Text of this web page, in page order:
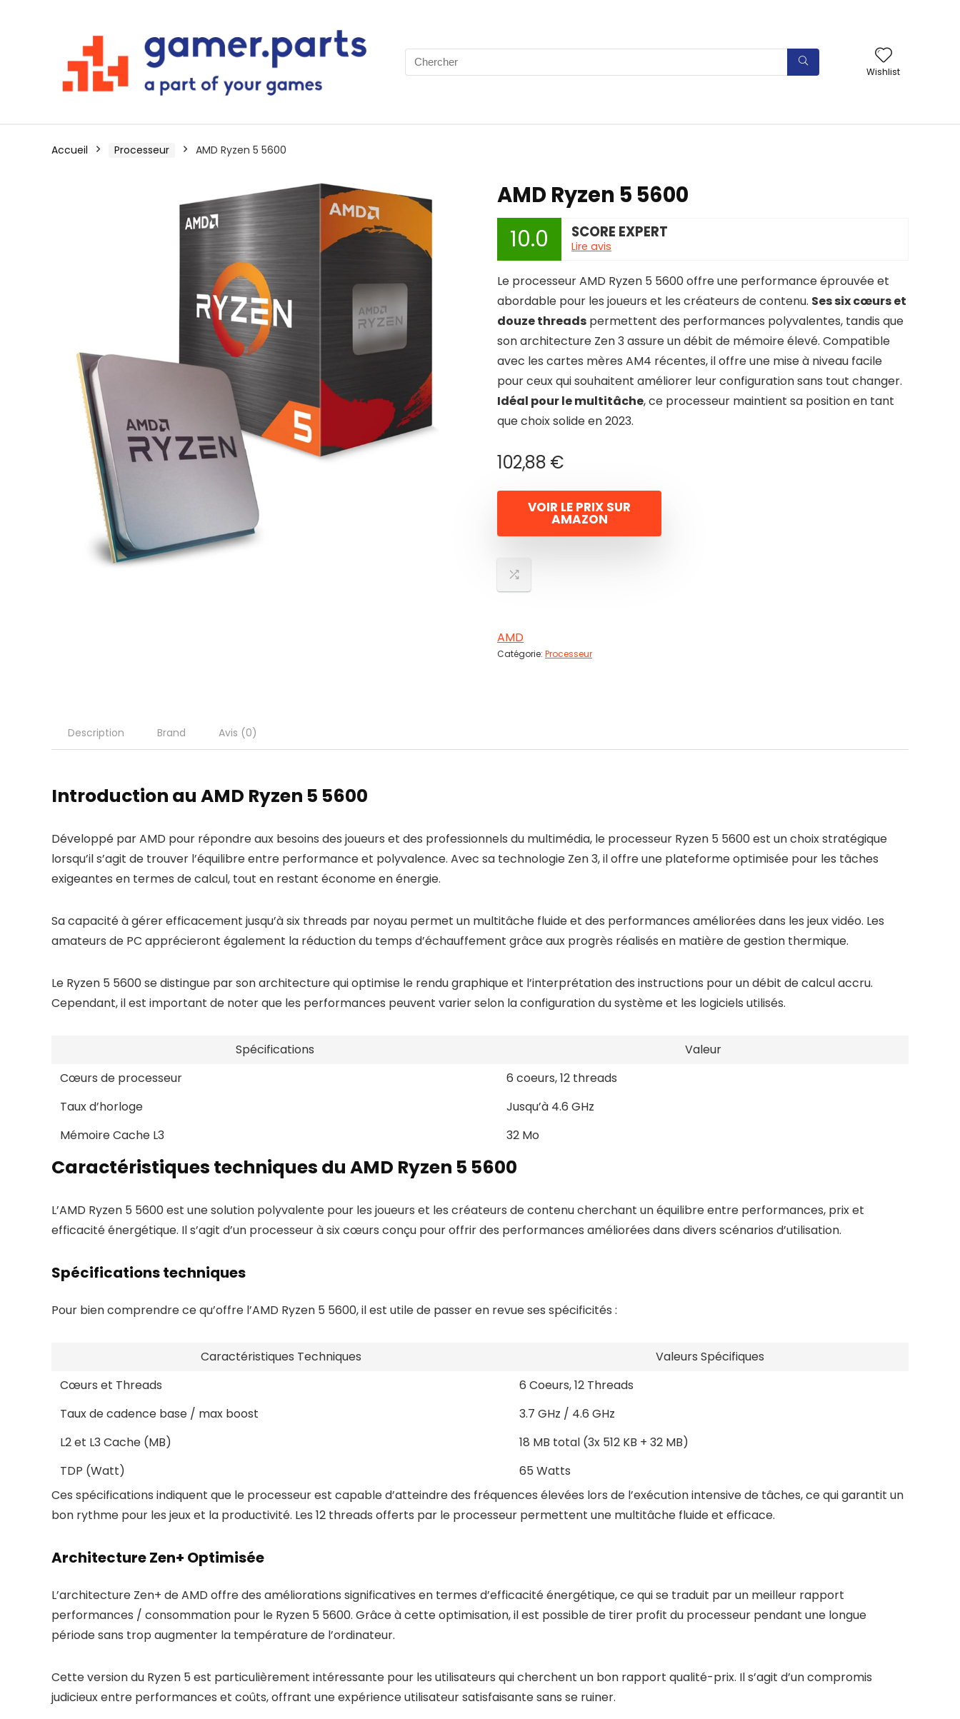
Search
for:
Wishlist
Accueil Processeur AMD Ryzen 5 5600
AMD Ryzen 5 5600
10.0 SCORE EXPERT
Lire avis
Le processeur AMD Ryzen 5 5600 offre une performance éprouvée et
abordable pour les joueurs et les créateurs de contenu. Ses six cœurs et
douze threads permettent des performances polyvalentes, tandis que
son architecture Zen 3 assure un débit de mémoire élevé. Compatible
avec les cartes mères AM4 récentes, il offre une mise à niveau facile
pour ceux qui souhaitent améliorer leur configuration sans tout changer.
Idéal pour le multitâche, ce processeur maintient sa position en tant
que choix solide en 2023.
102,88 €
VOIR LE PRIX SUR
AMAZON
AMD
Catégorie: Processeur
Description Brand Avis (0)
Introduction au AMD Ryzen 5 5600
Développé par AMD pour répondre aux besoins des joueurs et des professionnels du multimédia, le processeur Ryzen 5 5600 est un choix stratégique
lorsqu’il s’agit de trouver l’équilibre entre performance et polyvalence. Avec sa technologie Zen 3, il offre une plateforme optimisée pour les tâches
exigeantes en termes de calcul, tout en restant économe en énergie.
Sa capacité à gérer efficacement jusqu’à six threads par noyau permet un multitâche fluide et des performances améliorées dans les jeux vidéo. Les
amateurs de PC apprécieront également la réduction du temps d’échauffement grâce aux progrès réalisés en matière de gestion thermique.
Le Ryzen 5 5600 se distingue par son architecture qui optimise le rendu graphique et l’interprétation des instructions pour un débit de calcul accru.
Cependant, il est important de noter que les performances peuvent varier selon la configuration du système et les logiciels utilisés.
Spécifications
Valeur
Cœurs de processeur
6 coeurs, 12 threads
Taux d’horloge
Jusqu’à 4.6 GHz
Mémoire Cache L3
32 Mo
Caractéristiques techniques du AMD Ryzen 5 5600
L’AMD Ryzen 5 5600 est une solution polyvalente pour les joueurs et les créateurs de contenu cherchant un équilibre entre performances, prix et
efficacité énergétique. Il s’agit d’un processeur à six cœurs conçu pour offrir des performances améliorées dans divers scénarios d’utilisation.
Spécifications techniques
Pour bien comprendre ce qu’offre l’AMD Ryzen 5 5600, il est utile de passer en revue ses spécificités :
Caractéristiques Techniques
Valeurs Spécifiques
Cœurs et Threads
6 Coeurs, 12 Threads
Taux de cadence base / max boost
3.7 GHz / 4.6 GHz
L2 et L3 Cache (MB)
18 MB total (3x 512 KB + 32 MB)
TDP (Watt)
65 Watts
Ces spécifications indiquent que le processeur est capable d’atteindre des fréquences élevées lors de l’exécution intensive de tâches, ce qui garantit un
bon rythme pour les jeux et la productivité. Les 12 threads offerts par le processeur permettent une multitâche fluide et efficace.
Architecture Zen+ Optimisée
L’architecture Zen+ de AMD offre des améliorations significatives en termes d’efficacité énergétique, ce qui se traduit par un meilleur rapport
performances / consommation pour le Ryzen 5 5600. Grâce à cette optimisation, il est possible de tirer profit du processeur pendant une longue
période sans trop augmenter la température de l’ordinateur.
Cette version du Ryzen 5 est particulièrement intéressante pour les utilisateurs qui cherchent un bon rapport qualité-prix. Il s’agit d’un compromis
judicieux entre performances et coûts, offrant une expérience utilisateur satisfaisante sans se ruiner.